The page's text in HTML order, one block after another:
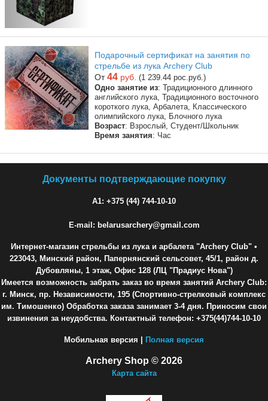
Подарочный сертификат на занятия по
стрельбе из лука Archery Club
От44 руб. (1 239.44 рос.руб.)
Одно занятие из: Традиционного длинного
английского лука, Традиционного восточного
короткого лука, Арбалета, Классического
олимпийского лука, Блочного лука
Возраст: Взрослый, Студент/Школьник
Время занятия: Час
Документы подтверждающие покупку
A1: +375 (44) 744-10-10
E-mail: belarusarchery@gmail.com
Интернет-магазин стрельбы из лука и арбалета "Archery Club" •
223043, Минский район, Папернянский сельсовет, 45/1, район д.
Дубовляны, 1 этаж, Офис 128 (ЛЦ "Прадиус Нова")
Имеется возможность забрать заказ во время занятий Archery Club:
г. Минск, пр. Независимости, 195 (Спортивно-стрелковый комплекс
им. Тимошенко) Обработка заказа занимает 3-4 дня. Приносим свои
извинения за неудобства. Контактный телефон: +375(44)744-10-10
Мобильная версия | Полная версия
Archery Shop © 2026
Карта сайта